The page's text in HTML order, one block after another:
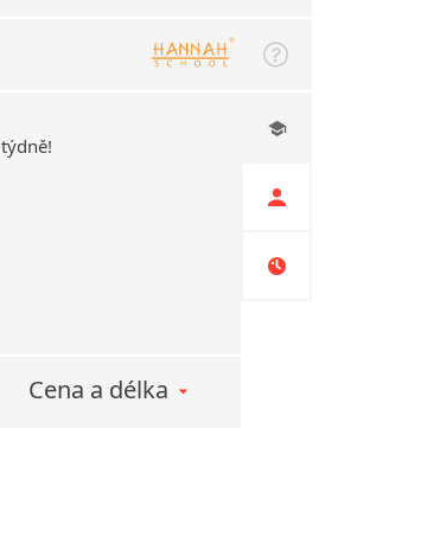
týdně!
Cena a délka